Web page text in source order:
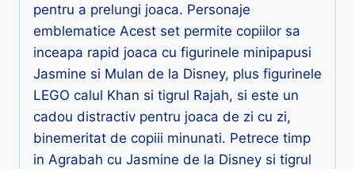
pentru a prelungi joaca. Personaje
emblematice Acest set permite copiilor sa
inceapa rapid joaca cu figurinele minipapusi
Jasmine si Mulan de la Disney, plus figurinele
LEGO calul Khan si tigrul Rajah, si este un
cadou distractiv pentru joaca de zi cu zi,
binemeritat de copiii minunati. Petrece timp
in Agrabah cu Jasmine de la Disney si tigrul